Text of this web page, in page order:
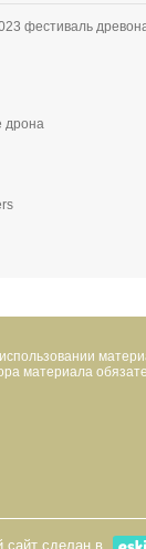
фестиваль
дрона
материала
сайт сделан в